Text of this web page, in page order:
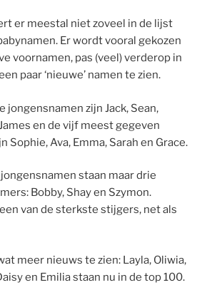
er meestal niet zoveel in de lijst
Er wordt vooral gekozen
voornamen, pas (veel) verderop in
paar ‘nieuwe’ namen te zien.
jongensnamen zijn Jack, Sean,
en de vijf meest gegeven
Sophie, Ava, Emma, Sarah en Grace.
staan maar drie
Bobby, Shay en Szymon.
van de sterkste stijgers, net als
meer nieuws te zien: Layla, Oliwia,
en Emilia staan nu in de top 100.